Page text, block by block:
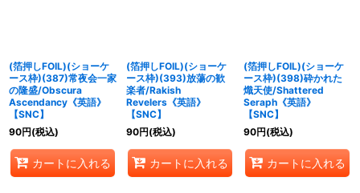
(箔押しFOIL)(ショーケ
ース枠)(387)常夜会一家
の隆盛/Obscura
Ascendancy《英語》
【SNC】
90円(税込)
カートに入れる
(箔押しFOIL)(ショーケ
ース枠)(393)放蕩の歓
楽者/Rakish
Revelers《英語》
【SNC】
90円(税込)
カートに入れる
(箔押しFOIL)(ショーケ
ース枠)(398)砕かれた
熾天使/Shattered
Seraph《英語》
【SNC】
90円(税込)
カートに入れる